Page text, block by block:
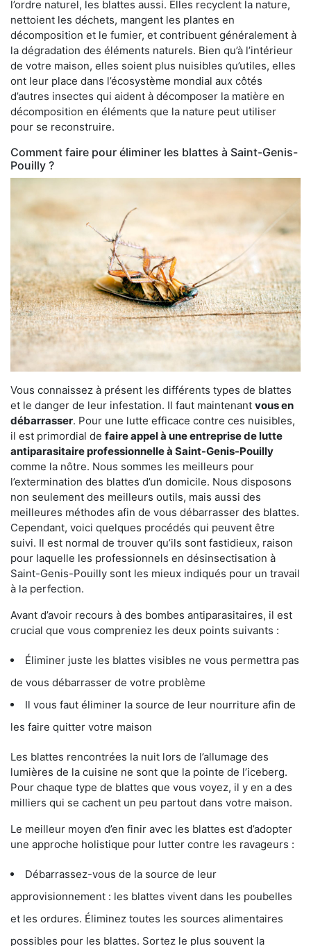
l’ordre naturel, les blattes aussi. Elles recyclent la nature,
nettoient les déchets, mangent les plantes en
décomposition et le fumier, et contribuent généralement à
la dégradation des éléments naturels. Bien qu’à l’intérieur
de votre maison, elles soient plus nuisibles qu’utiles, elles
ont leur place dans l’écosystème mondial aux côtés
d’autres insectes qui aident à décomposer la matière en
décomposition en éléments que la nature peut utiliser
pour se reconstruire.
Comment faire pour éliminer les blattes à Saint-Genis-
Pouilly ?
Vous connaissez à présent les différents types de blattes
et le danger de leur infestation. Il faut maintenant vous en
débarrasser. Pour une lutte efficace contre ces nuisibles,
il est primordial de faire appel à une entreprise de lutte
antiparasitaire professionnelle à Saint-Genis-Pouilly
comme la nôtre. Nous sommes les meilleurs pour
l’extermination des blattes d’un domicile. Nous disposons
non seulement des meilleurs outils, mais aussi des
meilleures méthodes afin de vous débarrasser des blattes.
Cependant, voici quelques procédés qui peuvent être
suivi. Il est normal de trouver qu’ils sont fastidieux, raison
pour laquelle les professionnels en désinsectisation à
Saint-Genis-Pouilly sont les mieux indiqués pour un travail
à la perfection.
Avant d’avoir recours à des bombes antiparasitaires, il est
crucial que vous compreniez les deux points suivants :
Éliminer juste les blattes visibles ne vous permettra pas
de vous débarrasser de votre problème
Il vous faut éliminer la source de leur nourriture afin de
les faire quitter votre maison
Les blattes rencontrées la nuit lors de l’allumage des
lumières de la cuisine ne sont que la pointe de l’iceberg.
Pour chaque type de blattes que vous voyez, il y en a des
milliers qui se cachent un peu partout dans votre maison.
Le meilleur moyen d’en finir avec les blattes est d’adopter
une approche holistique pour lutter contre les ravageurs :
Débarrassez-vous de la source de leur
approvisionnement : les blattes vivent dans les poubelles
et les ordures. Éliminez toutes les sources alimentaires
possibles pour les blattes. Sortez le plus souvent la